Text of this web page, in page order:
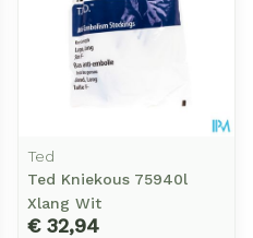
Ted
Ted Kniekous 75940l
Xlang Wit
€ 32,94